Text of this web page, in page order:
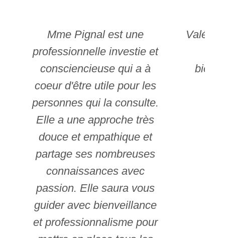
Mme Pignal est une
professionnelle investie et
consciencieuse qui a à
coeur d'être utile pour les
personnes qui la consulte.
Elle a une approche très
douce et empathique et
partage ses nombreuses
connaissances avec
passion. Elle saura vous
guider avec bienveillance
et professionnalisme pour
Valérie